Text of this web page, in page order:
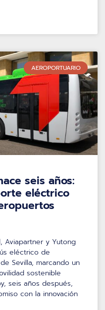
AEROPORTUARIO
seis años:
eléctrico
Aviapartner y Yutong
eléctrico de
Sevilla, marcando un
sostenible
seis años después,
con la innovación